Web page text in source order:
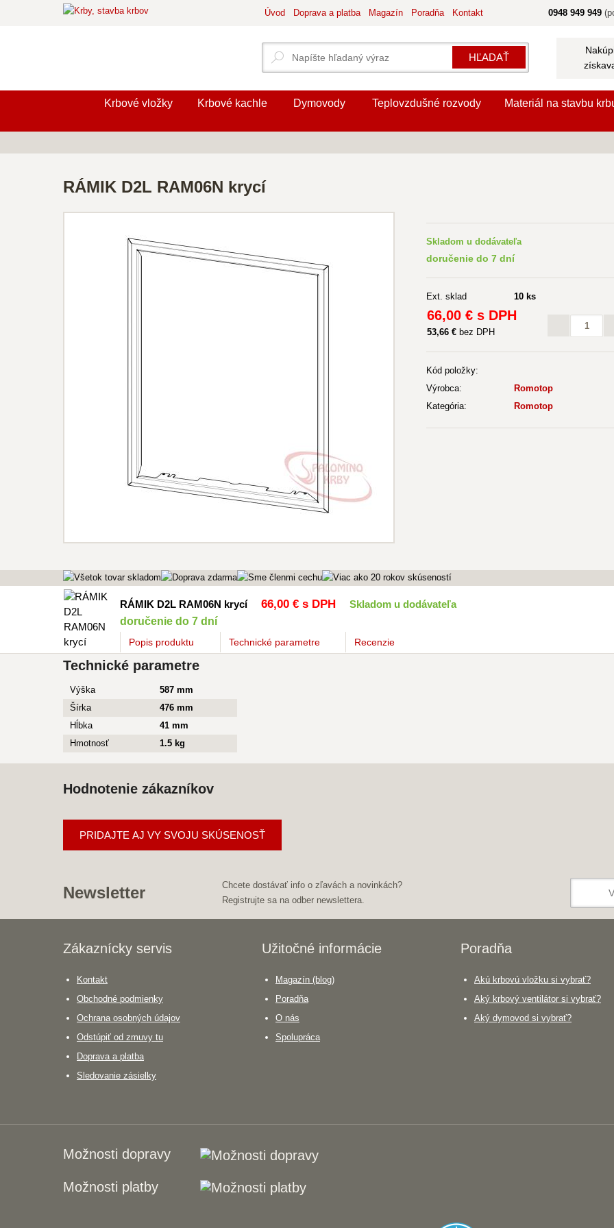
HĽADAŤ
0948 949 949
Úvod Doprava a platba Magazín Poradňa Kontakt
Krbové vložky Krbové kachle Dymovody Teplovzdušné rozvody Materiál na stavbu
RÁMIK D2L RAM06N krycí
Skladom u dodávateľa
doručenie do 7 dní
Ext. sklad 10 ks
66,00 € s DPH
53,66 € bez DPH
Kód položky:
Výrobca:
Romotop
Kategória:
Romotop
RÁMIK D2L RAM06N krycí 66,00 € s DPH Skladom u dodávateľa
doručenie do 7 dní
Popis produktu Technické parametre Recenzie
Technické parametre
Výška
587 mm
Šírka
476 mm
Hĺbka
41 mm
Hmotnosť
1.5 kg
Hodnotenie zákazníkov
PRIDAJTE AJ VY SVOJU SKÚSENOSŤ
Newsletter
Chcete dostávať info o zľavách a novinkách?
Registrujte sa na odber newslettera.
Zákaznícky servis
Kontakt
Obchodné podmienky
Ochrana osobných údajov
Odstúpiť od zmuvy tu
Doprava a platba
Sledovanie zásielky
Užitočné informácie
Magazín (blog)
Poradňa
O nás
Spolupráca
Poradňa
Akú krbovú vložku si vybrať?
Aký krbový ventilátor si vybrať?
Aký dymovod si vybrať?
Možnosti dopravy
Možnosti platby